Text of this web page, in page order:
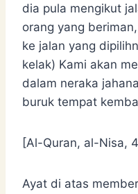
dia pula mengikut
orang yang
ke jalan yang
kelak) Kami akan
dalam neraka
buruk tempat
[Al-Quran, al-Nisa,
Ayat di atas